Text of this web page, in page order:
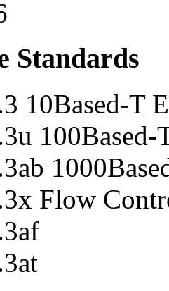
Standards
10Based-T
100Based-
Flow